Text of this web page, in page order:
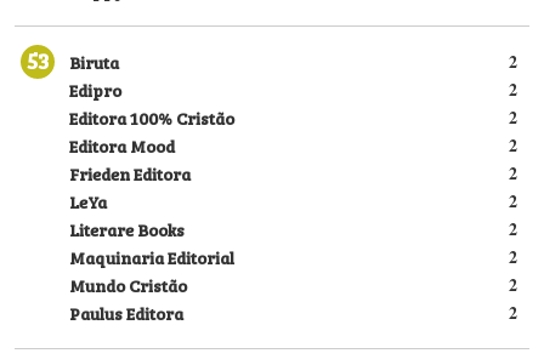
53 2
Biruta
2
Edipro
2
Editora 100% Cristão
2
Editora Mood
2
Frieden Editora
2
LeYa
2
Literare Books
2
Maquinaria Editorial
2
Mundo Cristão
2
Paulus Editora